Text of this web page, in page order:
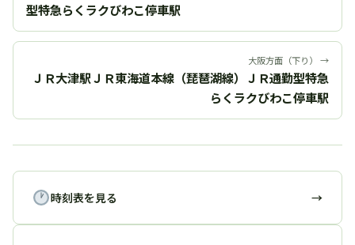
型特急らくラクびわこ停車駅
大阪方面（下り） →
ＪＲ大津駅ＪＲ東海道本線（琵琶湖線）ＪＲ通勤型特急
らくラクびわこ停車駅
時刻表を見る →